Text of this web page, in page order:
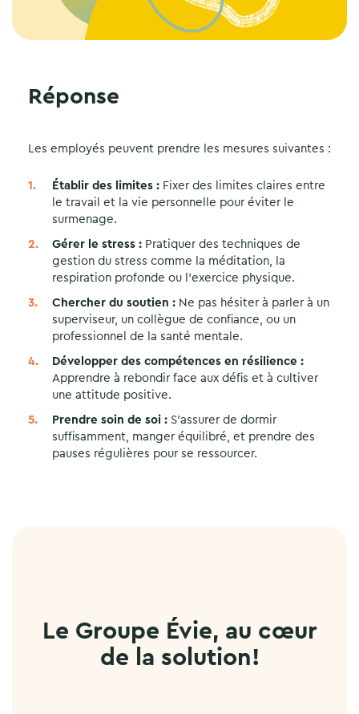
Réponse
Les employés peuvent prendre les mesures suivantes :
Établir des limites : Fixer des limites claires entre
le travail et la vie personnelle pour éviter le
surmenage.
Gérer le stress : Pratiquer des techniques de
gestion du stress comme la méditation, la
respiration profonde ou l’exercice physique.
Chercher du soutien : Ne pas hésiter à parler à un
superviseur, un collègue de confiance, ou un
professionnel de la santé mentale.
Développer des compétences en résilience :
Apprendre à rebondir face aux défis et à cultiver
une attitude positive.
Prendre soin de soi : S’assurer de dormir
suffisamment, manger équilibré, et prendre des
pauses régulières pour se ressourcer.
Le Groupe Évie, au cœur
de la solution!